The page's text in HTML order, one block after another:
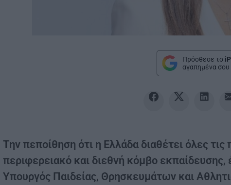
Πρόσθεσε το
αγαπημένα σου
Την πεποίθηση ότι η Ελλάδα διαθέτει όλες
περιφερειακό και διεθνή κόμβο
Υπουργός Παιδείας, Θρησκευμάτων και